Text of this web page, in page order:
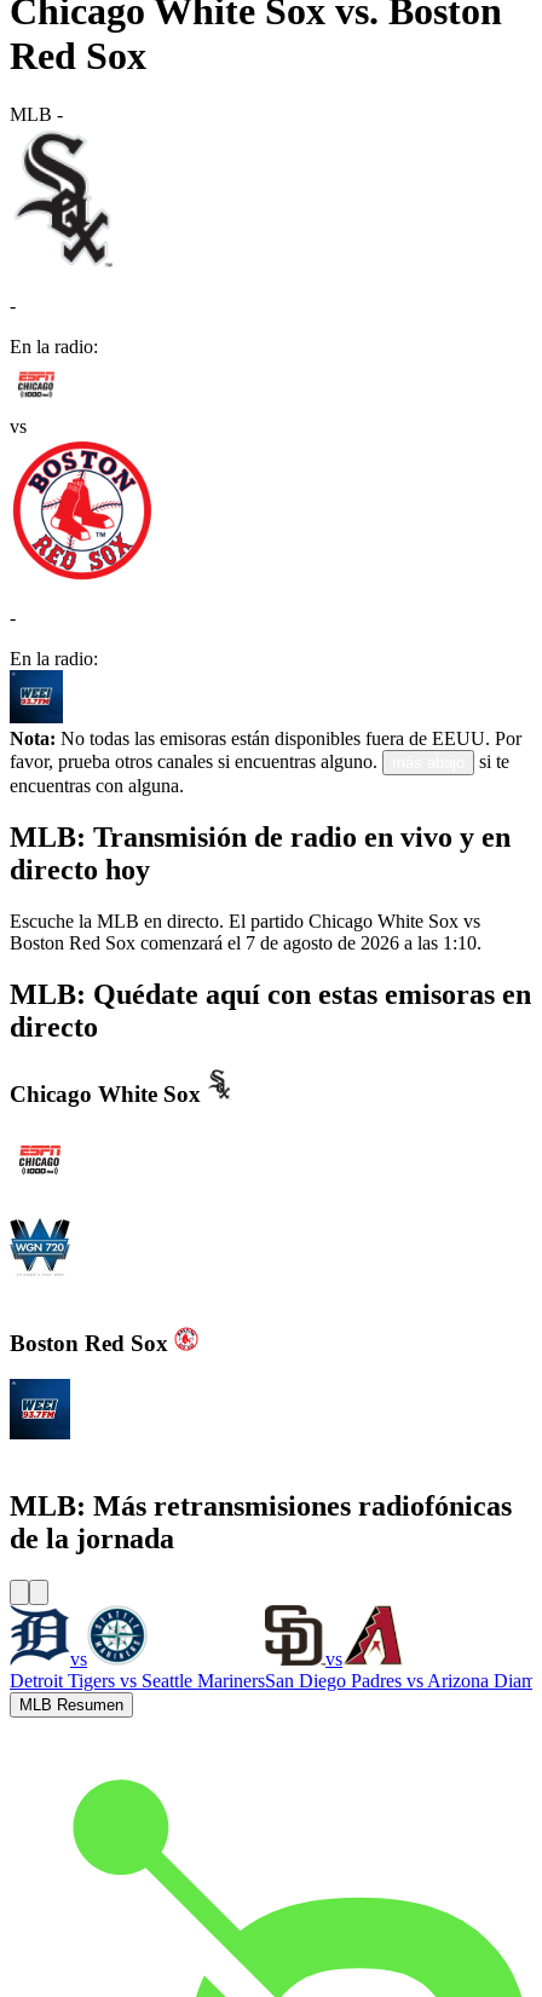
Chicago White Sox vs. Boston
Red Sox
MLB -
-
En la radio:
vs
-
En la radio:
Nota: No todas las emisoras están disponibles fuera de EEUU. Por
favor, prueba otros canales si encuentras alguno.
si te
encuentras con alguna.
MLB: Transmisión de radio en vivo y en
directo hoy
Escuche la MLB en directo. El partido Chicago White Sox vs
Boston Red Sox comenzará el 7 de agosto de 2026 a las 1:10.
MLB: Quédate aquí con estas emisoras en
directo
Chicago White Sox
Boston Red Sox
MLB: Más retransmisiones radiofónicas
de la jornada
vs
Detroit Tigers vs Seattle Mariners
vs
San Diego Padres vs Arizona
MLB Resumen